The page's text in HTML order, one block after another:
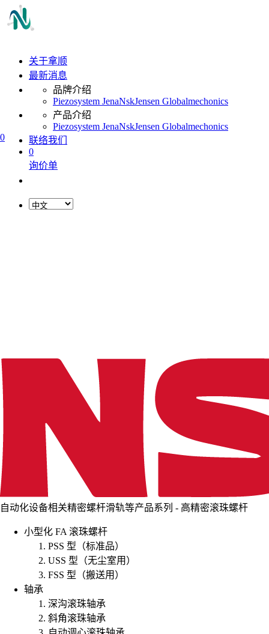
0
关于拿顺
最新消息
品牌介绍
Piezosystem JenaNskJensen Globalmechonics
产品介绍
Piezosystem JenaNskJensen Globalmechonics
联络我们
0
询价单
自动化设备相关精密螺杆滑轨等产品系列 - 高精密滚珠螺杆
小型化 FA 滚珠螺杆
PSS 型（标准品）
USS 型（无尘室用）
FSS 型（搬送用）
轴承
深沟滚珠轴承
斜角滚珠轴承